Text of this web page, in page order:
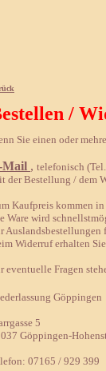
/
Sie einen oder
Mail , telefonisch
der Bestellung / dem
Kaufpreis kommen
Ware wird
Auslandsbestellungen
Widerruf erhalten
eventuelle Fragen
Göppingen
5
Göppingen-
07165 / 929 399